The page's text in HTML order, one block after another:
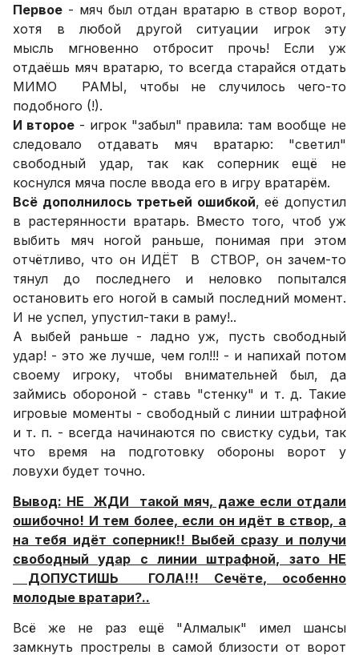
Первое - мяч был отдан вратарю в створ ворот,
хотя в любой другой ситуации игрок эту
мысль мгновенно отбросит прочь! Если уж
отдаёшь мяч вратарю, то всегда старайся отдать
МИМО РАМЫ, чтобы не случилось чего-то
подобного (!).
И второе- игрок "забыл" правила: там вообще не
следовало отдавать мяч вратарю: "светил"
свободный удар, так как соперник ещё не
коснулся мяча после ввода его в игру вратарём.
Всё дополнилось третьей ошибкой, её допустил
в растерянности вратарь. Вместо того, чтоб уж
выбить мяч ногой раньше, понимая при этом
отчётливо, что он ИДЁТ В СТВОР, он зачем-то
тянул до последнего и неловко попытался
остановить его ногой в самый последний момент.
И не успел, упустил-таки в раму!..
А выбей раньше - ладно уж, пусть свободный
удар! - это же лучше, чем гол!!! - и напихай потом
своему игроку, чтобы внимательней был, да
займись обороной - ставь "стенку" и т. д. Такие
игровые моменты - свободный с линии штрафной
и т. п. - всегда начинаются по свистку судьи, так
что время на подготовку обороны ворот у
ловухи будет точно.
Вывод: НЕ ЖДИ такой мяч, даже если отдали
ошибочно! И тем более, если он идёт в створ, а
на тебя идёт соперник!! Выбей сразу и получи
свободный удар с линии штрафной, зато НЕ
ДОПУСТИШЬ ГОЛА!!! Сечёте, особенно
молодые вратари?..
Всё же не раз ещё "Алмалык" имел шансы
замкнуть прострелы в самой близости от ворот